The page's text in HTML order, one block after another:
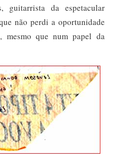
guitarrista da espetacular
não perdi a oportunidade
mesmo que num papel da